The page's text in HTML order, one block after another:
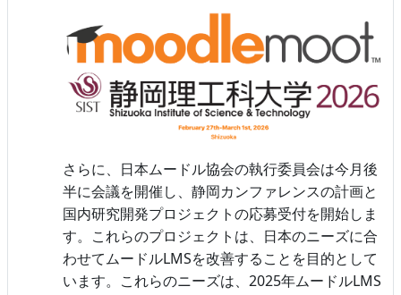
さらに、日本ムードル協会の執行委員会は今月後
半に会議を開催し、静岡カンファレンスの計画と
国内研究開発プロジェクトの応募受付を開始しま
す。これらのプロジェクトは、日本のニーズに合
わせてムードルLMSを改善することを目的として
います。これらのニーズは、 2025年ムードルLMS